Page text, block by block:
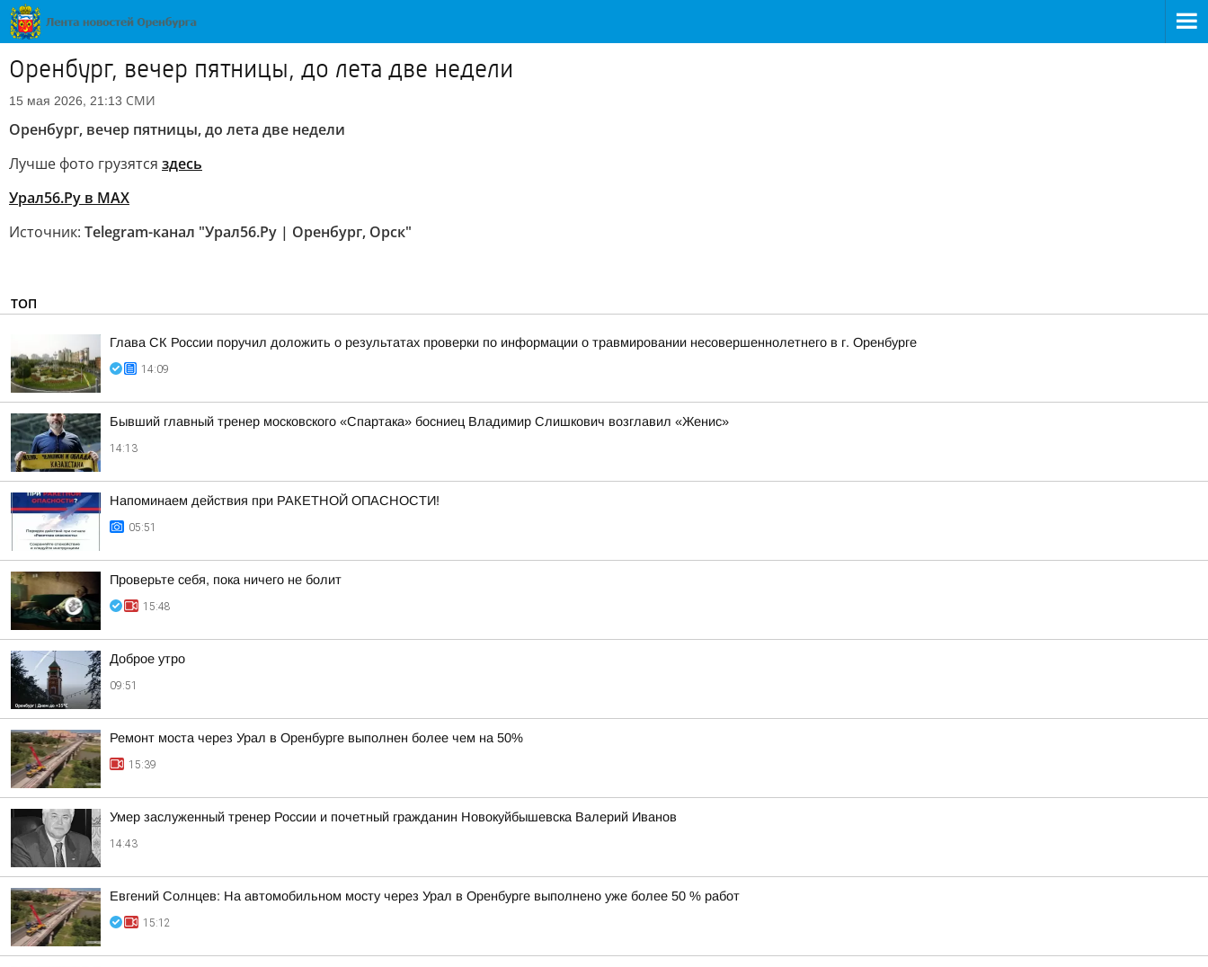
Оренбург, вечер пятницы, до лета две недели
15 мая 2026, 21:13 СМИ
Оренбург, вечер пятницы, до лета две недели
Лучше фото грузятся здесь
Урал56.Ру в МАХ
Источник: Telegram-канал "Урал56.Ру | Оренбург, Орск"
ТОП
Глава СК России поручил доложить о результатах проверки по информации о травмировании несовершеннолетнего в г. Оренбурге
14:09
Бывший главный тренер московского «Спартака» босниец Владимир Слишкович возглавил «Женис»
14:13
Напоминаем действия при РАКЕТНОЙ ОПАСНОСТИ!
05:51
Проверьте себя, пока ничего не болит
15:48
Доброе утро
09:51
Ремонт моста через Урал в Оренбурге выполнен более чем на 50%
15:39
Умер заслуженный тренер России и почетный гражданин Новокуйбышевска Валерий Иванов
14:43
Евгений Солнцев: На автомобильном мосту через Урал в Оренбурге выполнено уже более 50 % работ
15:12